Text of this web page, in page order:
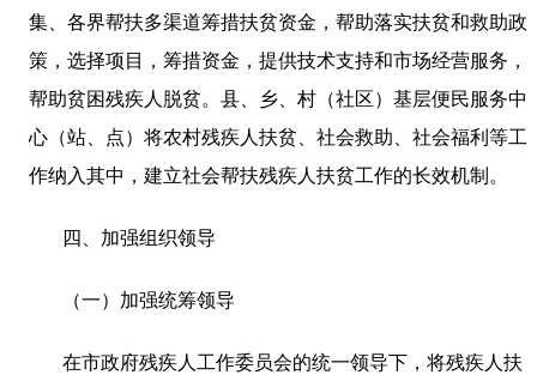
集、各界帮扶多渠道筹措扶贫资金，帮助落实扶贫和救助政
策，选择项目，筹措资金，提供技术支持和市场经营服务，
帮助贫困残疾人脱贫。县、乡、村（社区）基层便民服务中
心（站、点）将农村残疾人扶贫、社会救助、社会福利等工
作纳入其中，建立社会帮扶残疾人扶贫工作的长效机制。
四、加强组织领导
（一）加强统筹领导
在市政府残疾人工作委员会的统一领导下，将残疾人扶